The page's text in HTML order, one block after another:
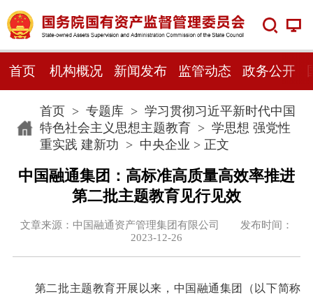
首页 机构概况 新闻发布 监管动态 政务公开
首页> 专题库> 学习贯彻习近平新时代中国
特色社会主义思想主题教育> 学思想 强党性
重实践 建新功 > 中央企业 > 正文
中国融通集团：高标准高质量高效率推进
第二批主题教育见行见效
文章来源：中国融通资产管理集团有限公司 发布时间：
2023-12-26
第二批主题教育开展以来，中国融通集团（以下简称